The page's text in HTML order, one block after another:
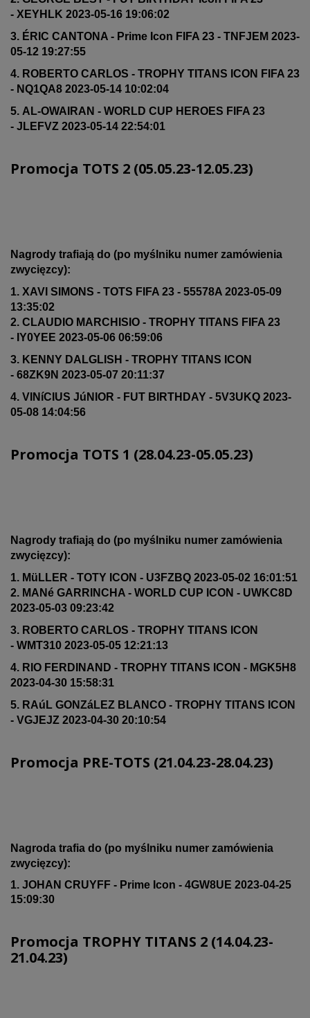
- XEYHLK 2023-05-16 19:06:02
3. ÉRIC CANTONA - Prime Icon FIFA 23 - TNFJEM 2023-
05-12 19:27:55
4. ROBERTO CARLOS - TROPHY TITANS ICON FIFA 23
- NQ1QA8 2023-05-14 10:02:04
5. AL-OWAIRAN - WORLD CUP HEROES FIFA 23
- JLEFVZ 2023-05-14 22:54:01
Promocja TOTS 2 (05.05.23-12.05.23)
Nagrody trafiają do (po myślniku numer zamówienia
zwycięzcy):
1. XAVI SIMONS - TOTS FIFA 23 - 55578A 2023-05-09
13:35:02
2. CLAUDIO MARCHISIO - TROPHY TITANS FIFA 23
- IY0YEE 2023-05-06 06:59:06
3. KENNY DALGLISH - TROPHY TITANS ICON
- 68ZK9N 2023-05-07 20:11:37
4. VINíCIUS JúNIOR - FUT BIRTHDAY - 5V3UKQ 2023-
05-08 14:04:56
Promocja TOTS 1 (28.04.23-05.05.23)
Nagrody trafiają do (po myślniku numer zamówienia
zwycięzcy):
1. MüLLER - TOTY ICON - U3FZBQ 2023-05-02 16:01:51
2. MANé GARRINCHA - WORLD CUP ICON - UWKC8D
2023-05-03 09:23:42
3. ROBERTO CARLOS - TROPHY TITANS ICON
- WMT310 2023-05-05 12:21:13
4. RIO FERDINAND - TROPHY TITANS ICON - MGK5H8
2023-04-30 15:58:31
5. RAúL GONZáLEZ BLANCO - TROPHY TITANS ICON
- VGJEJZ 2023-04-30 20:10:54
Promocja PRE-TOTS (21.04.23-28.04.23)
Nagroda trafia do (po myślniku numer zamówienia
zwycięzcy):
1. JOHAN CRUYFF - Prime Icon - 4GW8UE 2023-04-25
15:09:30
Promocja TROPHY TITANS 2 (14.04.23-
21.04.23)